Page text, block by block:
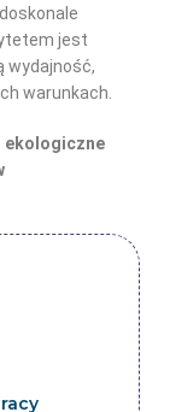
jest
wydajność,
warunkach.
ekologiczne